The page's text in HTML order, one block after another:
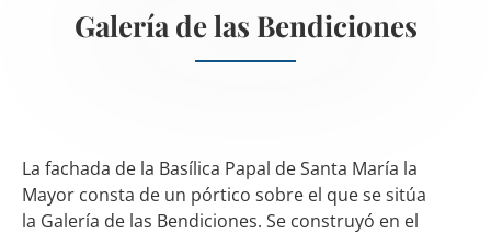
Galería de las Bendiciones
La fachada de la Basílica Papal de Santa María la
Mayor consta de un pórtico sobre el que se sitúa
la Galería de las Bendiciones. Se construyó en el